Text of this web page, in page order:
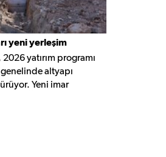
yeni yerleşim
yatırım programı
altyapı
Yeni imar